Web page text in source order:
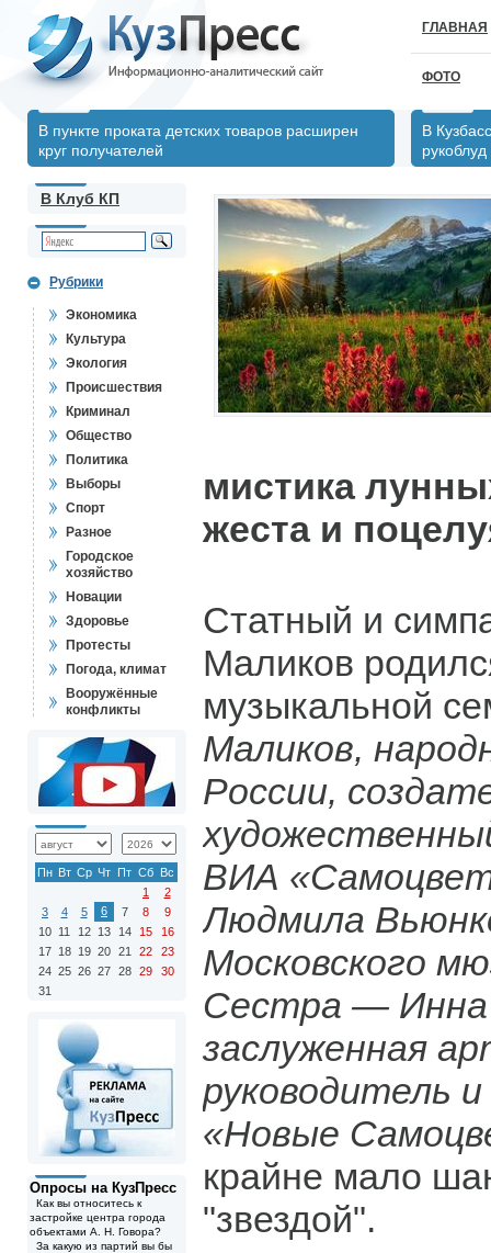
ГЛАВНАЯ
ФОТО
В пункте проката детских товаров расширен
круг получателей
В
рукоблуд
В Клуб КП
Рубрики
Экономика
Культура
Экология
Происшествия
Криминал
Общество
Политика
Выборы
Спорт
Разное
Городское
хозяйство
Новации
Здоровье
Протесты
Погода, климат
Вооружённые
конфликты
Пн Вт Ср Чт Пт Сб Вс
1
2
3
4 5 6 7 8
9
10 11 12 13 14 15
16
17 18 19 20 21 22
23
24 25 26 27 28 29
30
31
Опросы на КузПресс
Как вы относитесь к
застройке центра города
объектами А. Н. Говора?
За какую из партий вы бы
мистика
жеста и
Статный и
Маликов
музыкальной
Маликов,
России,
ВИА
Людмила
Московского
Сестра —
заслуженная
руководитель
«Новые
крайне мало
"звездой".